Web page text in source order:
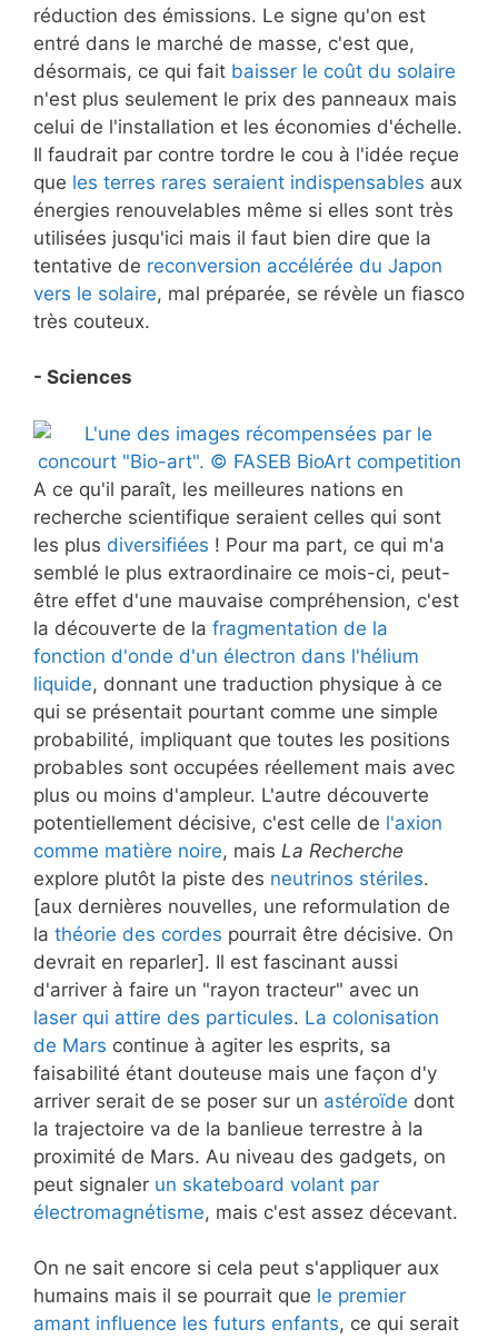
réduction des émissions. Le signe qu'on est
entré dans le marché de masse, c'est que,
désormais, ce qui fait baisser le coût du solaire
n'est plus seulement le prix des panneaux mais
celui de l'installation et les économies d'échelle.
Il faudrait par contre tordre le cou à l'idée reçue
que les terres rares seraient indispensables aux
énergies renouvelables même si elles sont très
utilisées jusqu'ici mais il faut bien dire que la
tentative de reconversion accélérée du Japon
vers le solaire, mal préparée, se révèle un fiasco
très couteux.
- Sciences
A ce qu'il paraît, les meilleures nations en
recherche scientifique seraient celles qui sont
les plus diversifiées ! Pour ma part, ce qui m'a
semblé le plus extraordinaire ce mois-ci, peut-
être effet d'une mauvaise compréhension, c'est
la découverte de la fragmentation de la
fonction d'onde d'un électron dans l'hélium
liquide, donnant une traduction physique à ce
qui se présentait pourtant comme une simple
probabilité, impliquant que toutes les positions
probables sont occupées réellement mais avec
plus ou moins d'ampleur. L'autre découverte
potentiellement décisive, c'est celle de l'axion
comme matière noire, mais La Recherche
explore plutôt la piste des neutrinos stériles.
[aux dernières nouvelles, une reformulation de
la théorie des cordes pourrait être décisive. On
devrait en reparler]. Il est fascinant aussi
d'arriver à faire un "rayon tracteur" avec un
laser qui attire des particules. La colonisation
de Mars continue à agiter les esprits, sa
faisabilité étant douteuse mais une façon d'y
arriver serait de se poser sur un astéroïde dont
la trajectoire va de la banlieue terrestre à la
proximité de Mars. Au niveau des gadgets, on
peut signaler un skateboard volant par
électromagnétisme, mais c'est assez décevant.
On ne sait encore si cela peut s'appliquer aux
humains mais il se pourrait que le premier
amant influence les futurs enfants, ce qui serait